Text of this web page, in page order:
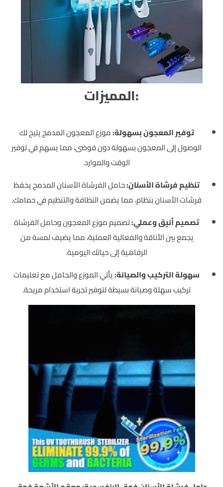
:المميزات
توفير المعجون بسهولة:موزع المعجون المدمج يتيح لك
الوصول إلى المعجون بسهولة دون فوضى، مما يسهم في توفير
الوقت والموارد.
تنظيم فرشاة الأسنان:حامل الفرشاة الأسنان المدمج يحفظ
فرشات الأسنان بنظام، مما يضمن النظافة والتنظيم في حمامك.
تصميم أنيق وعملي:تصميم موزع المعجون وحامل الفرشاة
يجمع بين الأناقة والفعالية العملية، مما يضيف لمسة من
الرفاهية إلى حياتك اليومية.
سهولة التركيب والصيانة:يأتي الموزع والحامل مع تعليمات
تركيب سهلة وصيانة بسيطة لتوفير تجربة استخدام مريحة.